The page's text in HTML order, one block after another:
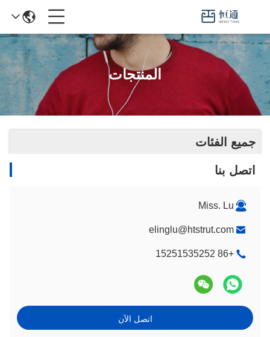
المنتجات
جميع الفئات
اتصل بنا
Miss. Lu
elinglu@htstrut.com
+86 15251535252
اتصل الآن